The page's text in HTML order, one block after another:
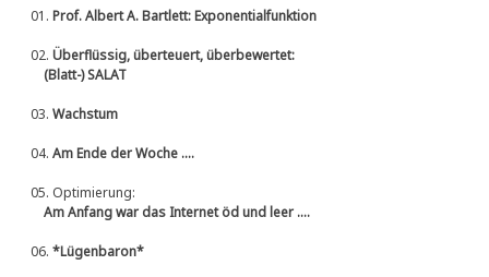
01.Prof. Albert A. Bartlett: Exponentialfunktion
02.Überflüssig, überteuert, überbewertet:
(Blatt-) SALAT
03.Wachstum
04.Am Ende der Woche ....
05. Optimierung:
Am Anfang war das Internet öd und leer ....
06.*Lügenbaron*